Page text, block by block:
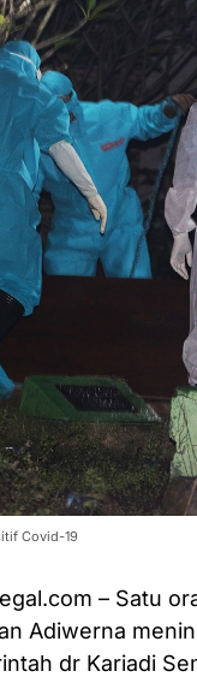
Covid-19
– Satu
Adiwerna
dr Kariadi